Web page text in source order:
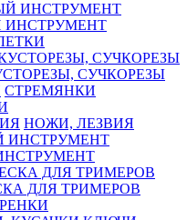
СУЧКОРЕЗЫ
СТРЕМЯНКИ
НОЖИ, ЛЕЗВИЯ
ДЛЯ ТРИМЕРОВ